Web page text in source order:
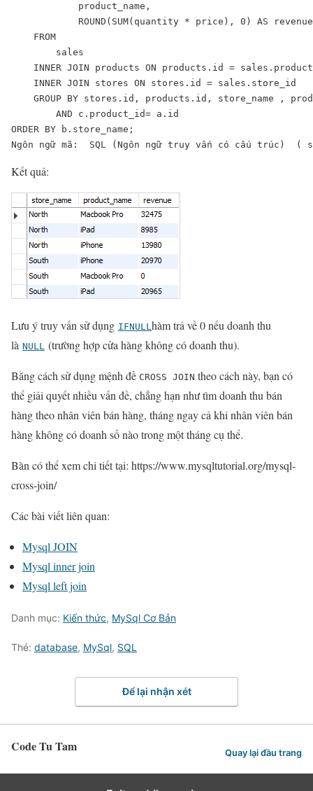
            product_name,
            ROUND(SUM(quantity * price), 0) AS revenue
    FROM
        sales
INNER JOIN products ON products.id =
    INNER JOIN stores ON stores.id = sales.store_id
GROUP BY stores.id, products.id, store_name ,
        AND c.product_id= a.id
ORDER BY b.store_name;
Ngôn ngữ mã:  SQL (Ngôn ngữ truy vấn có cấu trúc)  (
Kết quả:
Lưu ý truy vấn sử dụng IFNULLhàm trả về 0 nếu doanh thu
là NULL (trường hợp cửa hàng không có doanh thu).
Bằng cách sử dụng mệnh đề CROSS JOIN theo cách này, bạn có
thể giải quyết nhiều vấn đề, chẳng hạn như tìm doanh thu bán
hàng theo nhân viên bán hàng, tháng ngay cả khi nhân viên bán
hàng không có doanh số nào trong một tháng cụ thể.
Bàn có thể xem chi tiết tại: https://www.mysqltutorial.org/mysql-
cross-join/
Các bài viết liên quan:
Mysql JOIN
Mysql inner join
Mysql left join
Danh mục: Kiến thức, MySql Cơ Bản
Thẻ: database, MySql, SQL
Để lại nhận xét
Code Tu Tam Quay lại đầu trang